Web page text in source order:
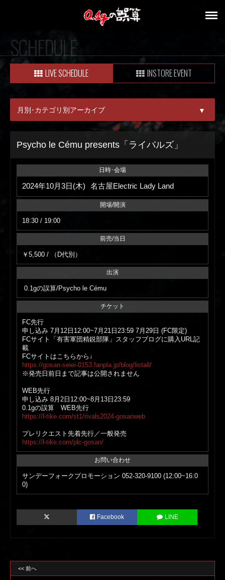
SCHEDULE
LIVE SCHEDULE INSTORE EVENT
月別･カテゴリ別アーカイブ ▼
ALL
09月
Psycho le Cému presents「ライバルズ」
日時･会場
2024年10月3日(木) 名古屋Electric Lady Land
開場/開演
18:30 / 19:00
前売/当日
￥5,500 / （D代別）
出演
0.1gの誤算/Psycho le Cému
チケット
FC先行
申し込み 7月12日12:00~7月21日23:59 7月29日 (FC限定)
FCサイト「有害軍団精鋭部隊」スタッフブログに購入URL記
載
FCサイトはこちらから↓
https://gosan-seiei-0153.fanpla.jp/blog/listall/
※発売日前日まで記事は公開されません
WEB先行
申し込み 8月2日12:00~8月13日23:59
0.1gの誤算 WEB先行
https://l-tike.com/st1/rivals2024-gosanweb
プレリクエスト先着先行／一般発売
https://l-tike.com/plc-gosan/
お問い合わせ
サンデーフォークプロモーション 052-320-9100 (12:00~16:0
0)
Facebook LINE
<< 前へ